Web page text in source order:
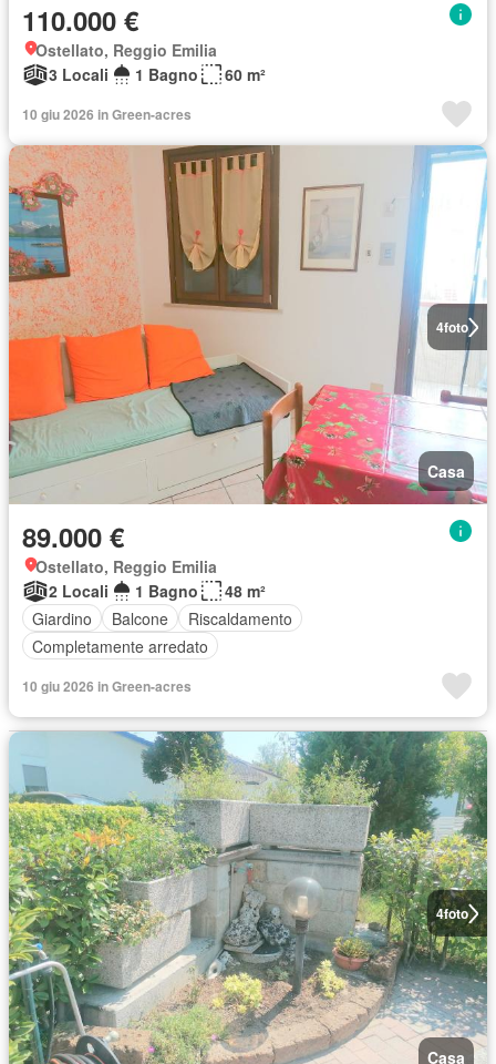
110.000 €
Ostellato, Reggio Emilia
3 Locali
1 Bagno 60 m²
10 giu 2026 in Green-acres
4foto
Casa
89.000 €
Ostellato, Reggio Emilia
2 Locali
1 Bagno
48 m²
Giardino
Balcone
Riscaldamento
Completamente arredato
10 giu 2026 in Green-acres
4foto
Casa